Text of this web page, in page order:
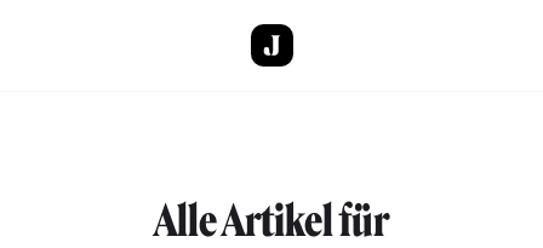
Alle Artikel für